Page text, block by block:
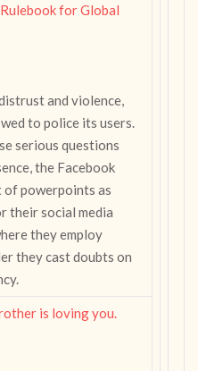
for Global
and violence,
to police its users.
serious questions
the Facebook
of powerpoints as
their social media
they employ
they cast doubts on
is loving you.